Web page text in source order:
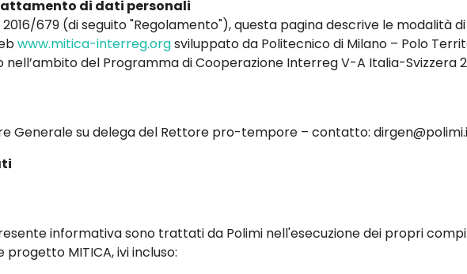
di dati personali
2016/679 (di seguito "Regolamento"), questa pagina descrive le
www.mitica-interreg.orgsviluppato da Politecnico di Milano – Polo
del Programma di Cooperazione Interreg V-A Italia-Svizzera
Generale su delega del Rettore pro-tempore – contatto:
informativa sono trattati da Polimi nell'esecuzione dei propri
MITICA, ivi incluso: